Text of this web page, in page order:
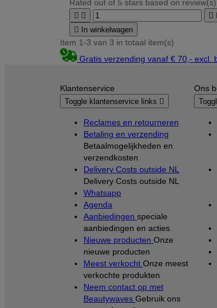
Rated out of 5 stars based on review(s)
  

In winkelwagen
Item 1-3 van 3 in totaal item(s)
Gratis verzending vanaf € 70,- excl.
Klantenservice
Toggle klantenservice links 
Reclames en retourneren
Betaling en verzending
Betaalmogelijkheden en
verzendkosten
Delivery Costs outside NL
Delivery Costs outside NL
Whatsapp
Agenda
Aanbiedingen speciale
aanbiedingen en acties
Nieuwe producten Onze
nieuwe producten
Meest verkocht Onze meest
verkochte produkten
Neem contact op met
Beautywaves Gebruik ons
Ons